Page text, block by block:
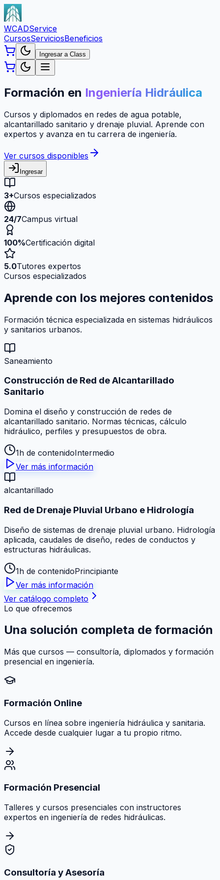
WCADService
CursosServiciosBeneficios
Ingresar a Class
Formación en Ingeniería Hidráulica
Cursos y diplomados en redes de agua potable,
alcantarillado sanitario y drenaje pluvial. Aprende con
expertos y avanza en tu carrera de ingeniería.
Ver cursos disponibles
Ingresar
3+Cursos especializados
24/7Campus virtual
100%Certificación digital
5.0Tutores expertos
Cursos especializados
Aprende con los mejores contenidos
Formación técnica especializada en sistemas hidráulicos
y sanitarios urbanos.
Saneamiento
Construcción de Red de Alcantarillado
Sanitario
Domina el diseño y construcción de redes de
alcantarillado sanitario. Normas técnicas, cálculo
hidráulico, perfiles y presupuestos de obra.
1h de contenidoIntermedio
Ver más información
alcantarillado
Red de Drenaje Pluvial Urbano e Hidrología
Diseño de sistemas de drenaje pluvial urbano. Hidrología
aplicada, caudales de diseño, redes de conductos y
estructuras hidráulicas.
1h de contenidoPrincipiante
Ver más información
Ver catálogo completo
Lo que ofrecemos
Una solución completa de formación
Más que cursos — consultoría, diplomados y formación
presencial en ingeniería.
Formación Online
Cursos en línea sobre ingeniería hidráulica y sanitaria.
Accede desde cualquier lugar a tu propio ritmo.
Formación Presencial
Talleres y cursos presenciales con instructores
expertos en ingeniería de redes hidráulicas.
Consultoría y Asesoría